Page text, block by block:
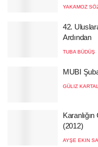
YAKAMOZ
42.
Ardından
TUBA BÜDÜŞ
MUBI
GÜLIZ KARTAL
(2012)
AYŞE EKIN